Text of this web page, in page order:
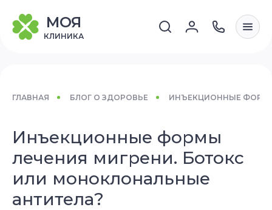
МОЯ
КЛИНИКА
ГЛАВНАЯ БЛОГ О ЗДОРОВЬЕ ИНЪЕКЦИОННЫЕ
Инъекционные формы
лечения мигрени. Ботокс
или моноклональные
антитела?